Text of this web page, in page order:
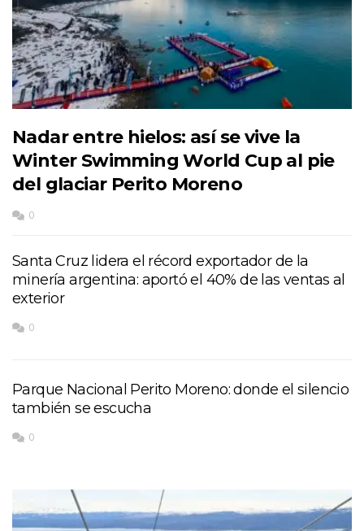
Nadar entre hielos: así se vive la
Winter Swimming World Cup al pie
del glaciar Perito Moreno
0
Santa Cruz lidera el récord exportador de la
minería argentina: aportó el 40% de las ventas al
exterior
0
Parque Nacional Perito Moreno: donde el silencio
también se escucha
0